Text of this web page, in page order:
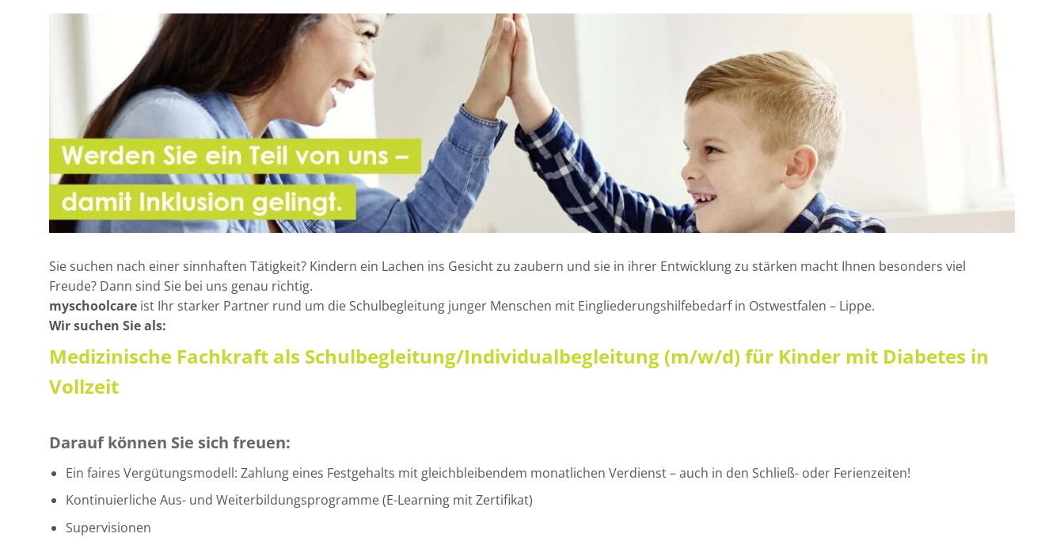
Sie suchen nach einer sinnhaften Tätigkeit? Kindern ein Lachen ins Gesicht zu zaubern und sie in ihrer Entwicklung zu stärken macht Ihnen besonders viel
Freude? Dann sind Sie bei uns genau richtig.
myschoolcare ist Ihr starker Partner rund um die Schulbegleitung junger Menschen mit Eingliederungshilfebedarf in Ostwestfalen – Lippe.
Wir suchen Sie als:
Medizinische Fachkraft als Schulbegleitung/Individualbegleitung (m/w/d) für Kinder mit Diabetes in
Vollzeit
Darauf können Sie sich freuen:
Ein faires Vergütungsmodell: Zahlung eines Festgehalts mit gleichbleibendem monatlichen Verdienst – auch in den Schließ- oder Ferienzeiten!
Kontinuierliche Aus- und Weiterbildungsprogramme (E-Learning mit Zertifikat)
Supervisionen